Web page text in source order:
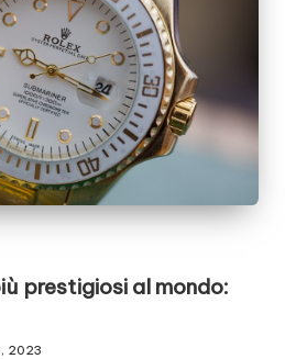
prestigiosi al mondo:
2023